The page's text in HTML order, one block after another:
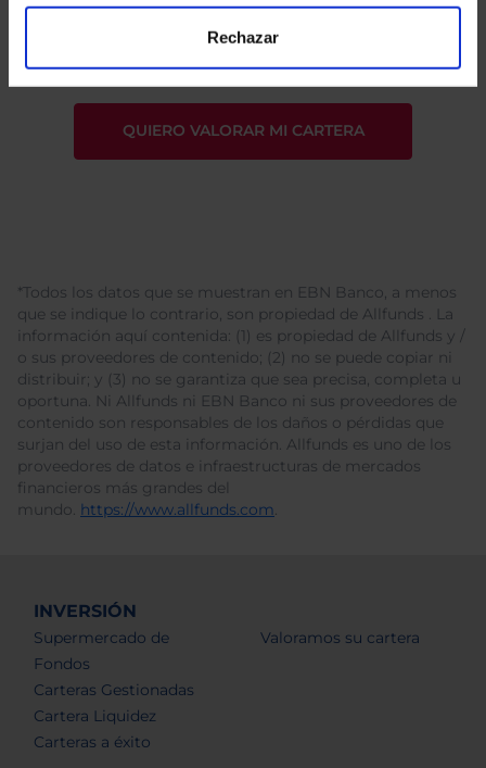
Rechazar
tratamiento de mis datos personales.
*Todos los datos que se muestran en EBN Banco, a menos
que se indique lo contrario, son propiedad de Allfunds . La
información aquí contenida: (1) es propiedad de Allfunds y /
o sus proveedores de contenido; (2) no se puede copiar ni
distribuir; y (3) no se garantiza que sea precisa, completa u
oportuna. Ni Allfunds ni EBN Banco ni sus proveedores de
contenido son responsables de los daños o pérdidas que
surjan del uso de esta información. Allfunds es uno de los
proveedores de datos e infraestructuras de mercados
financieros más grandes del
mundo. https://www.allfunds.com.
INVERSIÓN
Supermercado de
Fondos
Carteras Gestionadas
Cartera Liquidez
Carteras a éxito
Valoramos su cartera